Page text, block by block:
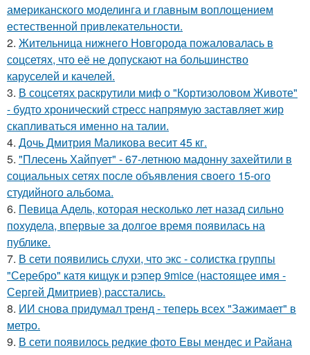
американского моделинга и главным воплощением
естественной привлекательности.
2. Жительница нижнего Новгорода пожаловалась в
соцсетях, что её не допускают на большинство
каруселей и качелей.
3. В соцсетях раскрутили миф о "Кортизоловом Животе"
- будто хронический стресс напрямую заставляет жир
скапливаться именно на талии.
4. Дочь Дмитрия Маликова весит 45 кг.
5. "Плесень Хайпует" - 67-летнюю мадонну захейтили в
социальных сетях после объявления своего 15-ого
студийного альбома.
6. Певица Адель, которая несколько лет назад сильно
похудела, впервые за долгое время появилась на
публике.
7. В сети появились слухи, что экс - солистка группы
"Серебро" катя кищук и рэпер 9mice (настоящее имя -
Сергей Дмитриев) расстались.
8. ИИ снова придумал тренд - теперь всех "Зажимает" в
метро.
9. В сети появилось редкие фото Евы мендес и Райана